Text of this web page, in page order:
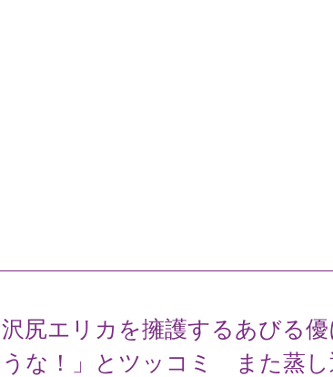
沢尻エリカを擁護するあびる
うな！」とツッコミ また蒸し